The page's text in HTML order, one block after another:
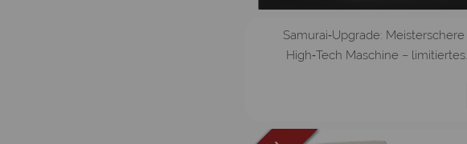
Samurai‑Upgrade: Meisterschere
High‑Tech Maschine – limitiertes…